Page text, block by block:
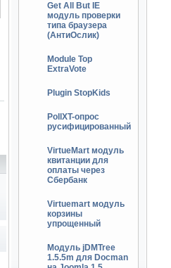
Get All But IE
модуль проверки
типа браузера
(АнтиОслик)
Module Top
ExtraVote
Plugin StopKids
PollXT-опрос
русифицированный
VirtueMart модуль
квитанции для
оплаты через
Сбербанк
Virtuemart модуль
корзины
упрощенный
Модуль jDMTree
1.5.5m для Docman